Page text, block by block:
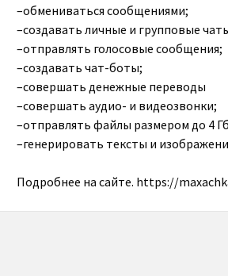
–обмениваться сообщениями;
–создавать личные и групповые
–отправлять голосовые сообщения;
–создавать чат-боты;
–совершать денежные переводы
–совершать аудио- и видеозвонки;
–отправлять файлы размером до 4
–генерировать тексты и
Подробнее на сайте. https://